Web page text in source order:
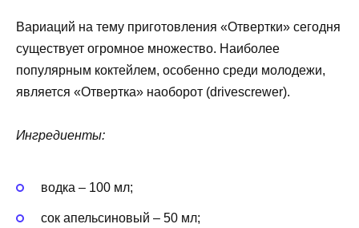
Вариаций на тему приготовления «Отвертки» сегодня
существует огромное множество. Наиболее
популярным коктейлем, особенно среди молодежи,
является «Отвертка» наоборот (drivescrewer).
Ингредиенты:
водка – 100 мл;
сок апельсиновый – 50 мл;